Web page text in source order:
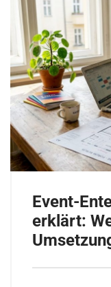
Event-
erklärt: